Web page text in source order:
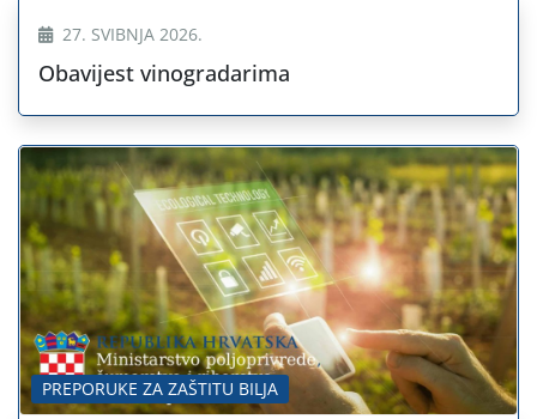
27. SVIBNJA 2026.
Obavijest vinogradarima
PREPORUKE ZA ZAŠTITU BILJA